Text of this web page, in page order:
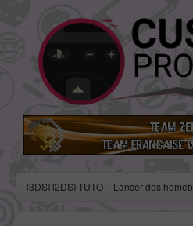
[3DS] [2DS] TUTO – Lancer des